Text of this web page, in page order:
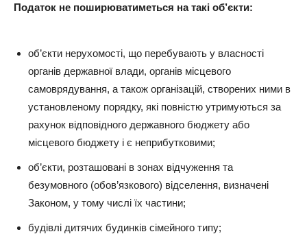
Податок не поширюватиметься на такі об’єкти:
об’єкти нерухомості, що перебувають у власності
органів державної влади, органів місцевого
самоврядування, а також організацій, створених ними в
установленому порядку, які повністю утримуються за
рахунок відповідного державного бюджету або
місцевого бюджету і є неприбутковими;
об’єкти, розташовані в зонах відчуження та
безумовного (обов’язкового) відселення, визначені
Законом, у тому числі їх частини;
будівлі дитячих будинків сімейного типу;